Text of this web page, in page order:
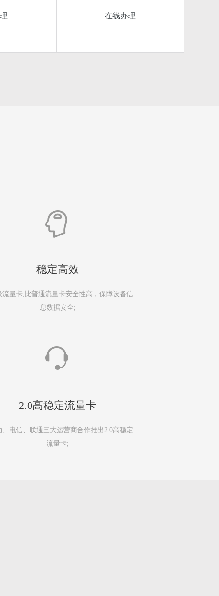
在线办理
稳定高效
流量卡,比普通流量卡安全性高，保障设备信
息数据安全;
2.0高稳定流量卡
、电信、联通三大运营商合作推出2.0高稳定
流量卡;